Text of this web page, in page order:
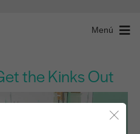
Menú
the Kinks Out